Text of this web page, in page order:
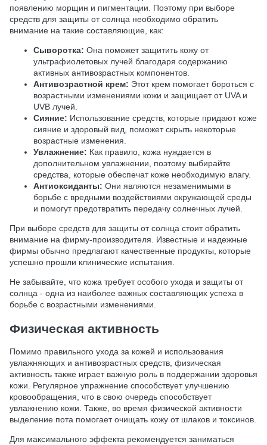
появлению морщин и пигментации. Поэтому при выборе
средств для защиты от солнца необходимо обратить
внимание на такие составляющие, как:
Сыворотка: Она поможет защитить кожу от
ультрафиолетовых лучей благодаря содержанию
активных антивозрастных компонентов.
Антивозрастной крем: Этот крем помогает бороться с
возрастными изменениями кожи и защищает от UVA и
UVB лучей.
Сияние: Использование средств, которые придают коже
сияние и здоровый вид, поможет скрыть некоторые
возрастные изменения.
Увлажнение: Как правило, кожа нуждается в
дополнительном увлажнении, поэтому выбирайте
средства, которые обеспечат коже необходимую влагу.
Антиоксиданты: Они являются незаменимыми в
борьбе с вредными воздействиями окружающей среды
и помогут предотвратить передачу солнечных лучей.
При выборе средств для защиты от солнца стоит обратить
внимание на фирму-производителя. Известные и надежные
фирмы обычно предлагают качественные продукты, которые
успешно прошли клинические испытания.
Не забывайте, что кожа требует особого ухода и защиты от
солнца - одна из наиболее важных составляющих успеха в
борьбе с возрастными изменениями.
Физическая активность
Помимо правильного ухода за кожей и использования
увлажняющих и антивозрастных средств, физическая
активность также играет важную роль в поддержании здоровья
кожи. Регулярное упражнение способствует улучшению
кровообращения, что в свою очередь способствует
увлажнению кожи. Также, во время физической активности
выделение пота помогает очищать кожу от шлаков и токсинов.
Для максимального эффекта рекомендуется заниматься